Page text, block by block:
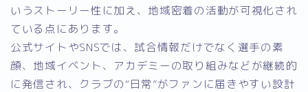
いうストーリー性に加え、地域密着の活動が可視化され
ている点にあります。
公式サイトやSNSでは、試合情報だけでなく選手の素
顔、地域イベント、アカデミーの取り組みなどが継続的
に発信され、クラブの“日常”がファンに届きやすい設計